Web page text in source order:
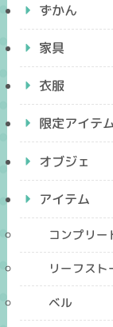
ずかん
家具
衣服
限定アイテ
オブジェ
アイテム
コンプリー
リーフスト
ベル